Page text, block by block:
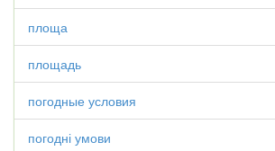
площа
площадь
погодные условия
погодні умови